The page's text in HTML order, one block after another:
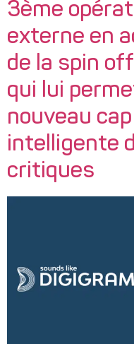
3ème
externe en
de la spin
qui lui
nouveau
intelligente
critiques